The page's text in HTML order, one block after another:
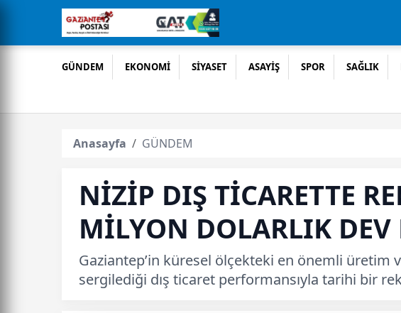
GÜNDEM EKONOMİ SİYASET ASAYİŞ SPOR SAĞLIK
Anasayfa GÜNDEM
NİZİP DIŞ TİCARETTE
MİLYON DOLARLIK
Gaziantep’in küresel ölçekteki en önemli üretim
sergilediği dış ticaret performansıyla tarihi bir